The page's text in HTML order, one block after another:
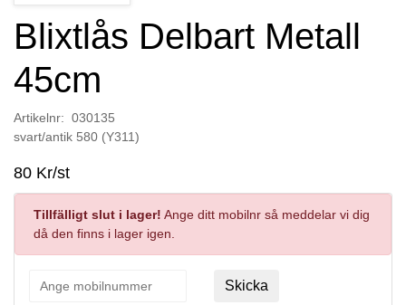
Blixtlås Delbart Metall
45cm
Artikelnr: 030135
svart/antik 580 (Y311)
80 Kr/st
Tillfälligt slut i lager! Ange ditt mobilnr så meddelar vi dig
då den finns i lager igen.
Skicka